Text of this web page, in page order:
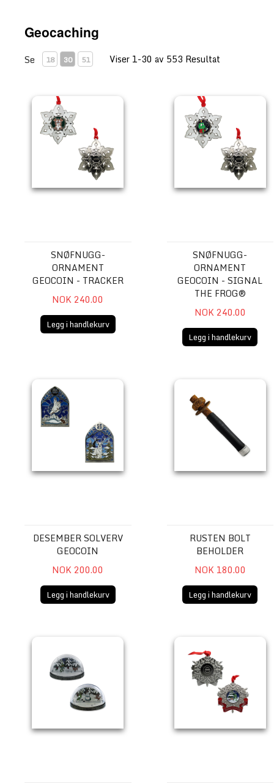
Geocaching
Se 18 30 51 Viser 1-30 av 553 Resultat
Snøfnugg-ornament Geocoin - Tracker
SNØFNUGG-
ORNAMENT
GEOCOIN - TRACKER
NOK 240.00
Legg i handlekurv
Snøfnugg-ornament
SNØFNUGG-
ORNAMENT
GEOCOIN - SIGNAL
THE FROG®
NOK 240.00
Legg i handlekurv
DESEMBER SOLVERV
GEOCOIN
NOK 200.00
Legg i handlekurv
RUSTEN BOLT
BEHOLDER
NOK 180.00
Legg i handlekurv